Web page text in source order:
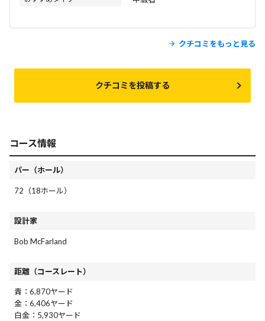
クチコミをもっと見る
クチコミを投稿する
コース情報
パー（ホール）
72（18ホール）
設計家
Bob McFarland
距離（コースレート）
青：6,870ヤード
金：6,406ヤード
白金：5,930ヤード